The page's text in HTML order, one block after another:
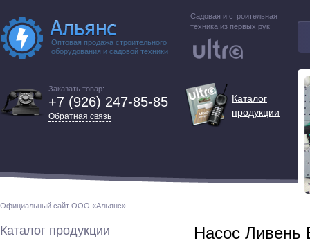
Оптовая продажа строительного
оборудования и садовой техники
Садовая и строительная
техника из первых рук
Заказать товар:
+7 (926) 247-85-85
Обратная связь
Каталог
продукции
Официальный сайт ООО «Альянс»
Каталог продукции
Насос Ливень